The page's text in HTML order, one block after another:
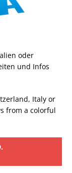
oder
und Infos
Italy or
from a colorful